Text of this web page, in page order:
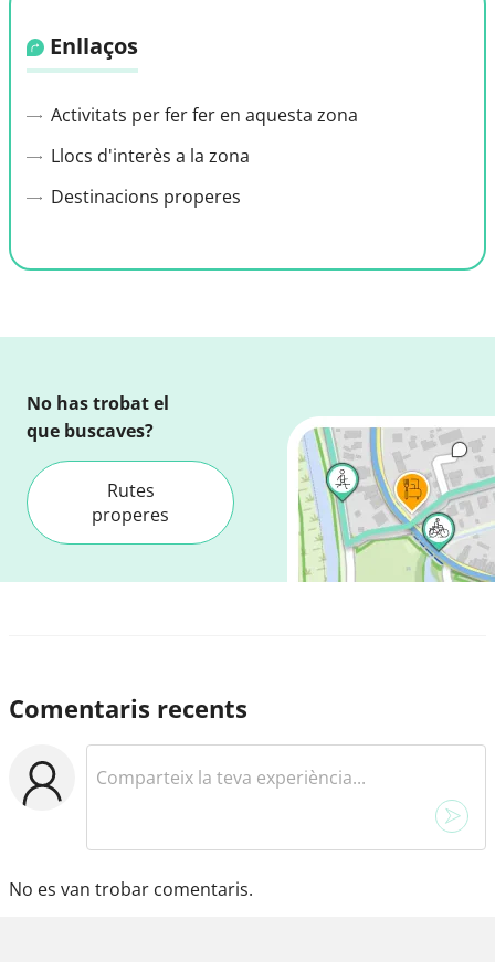
Enllaços
Activitats per fer fer en aquesta zona
Llocs d'interès a la zona
Destinacions properes
No has trobat el
que buscaves?
Rutes
properes
Comentaris recents
No es van trobar comentaris.